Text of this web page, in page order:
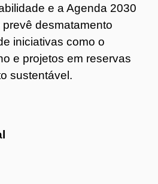
e a Agenda 2030
desmatamento
iniciativas como o
e projetos em reservas
sustentável.